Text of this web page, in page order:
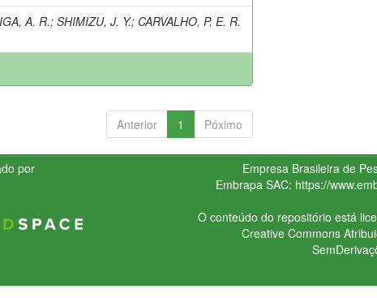
A. R.;SHIMIZU, J. Y.; CARVALHO, P. E. R.
Anterior 1 Póximo
por
Empresa Brasileira de
Embrapa SAC: https://
O conteúdo do repositório está
Creative Commons